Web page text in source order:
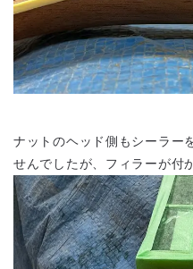
ナットのヘッド側もシーラー
せんでしたが、フィラーが付